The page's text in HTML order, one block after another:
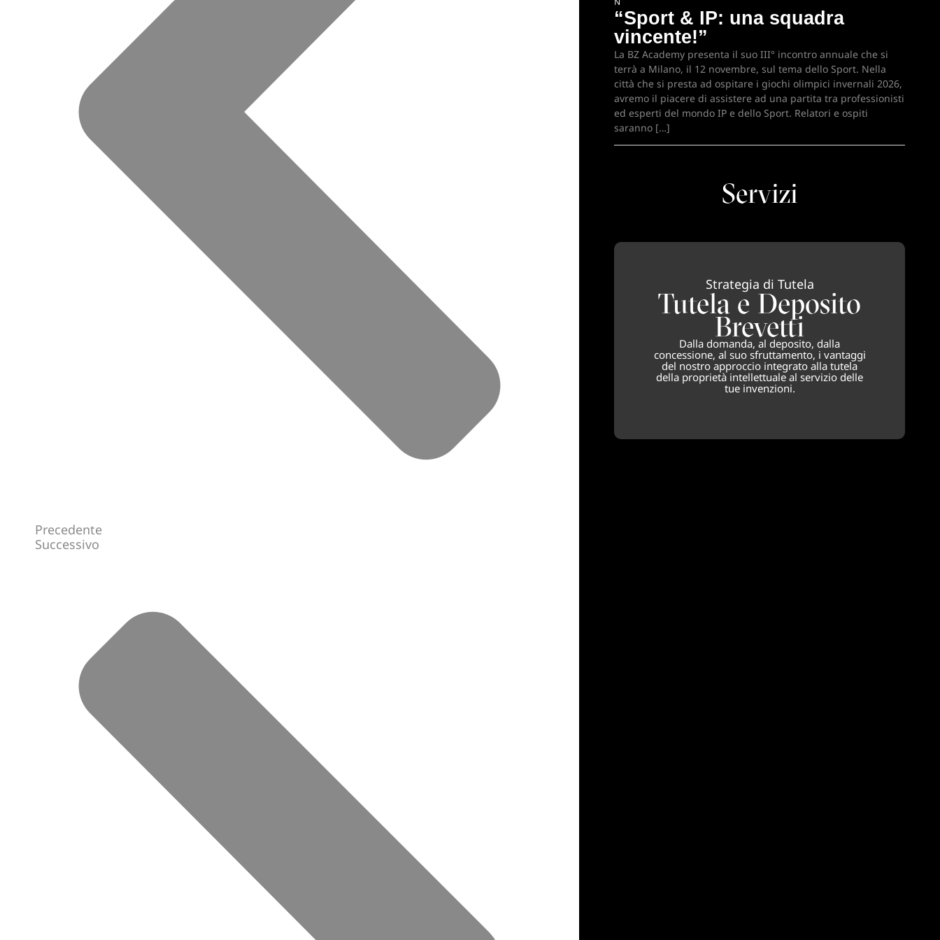
Precedente
Successivo
“Sport & IP: una squadra
vincente!”
La BZ Academy presenta il suo III° incontro annuale che si
terrà a Milano, il 12 novembre, sul tema dello Sport. Nella
città che si presta ad ospitare i giochi olimpici invernali 2026,
avremo il piacere di assistere ad una partita tra professionisti
ed esperti del mondo IP e dello Sport. Relatori e ospiti
saranno […]
Servizi
Strategia di Tutela
Tutela e Deposito
Brevetti
Dalla domanda, al deposito, dalla
concessione, al suo sfruttamento, i vantaggi
del nostro approccio integrato alla tutela
della proprietà intellettuale al servizio delle
tue invenzioni.